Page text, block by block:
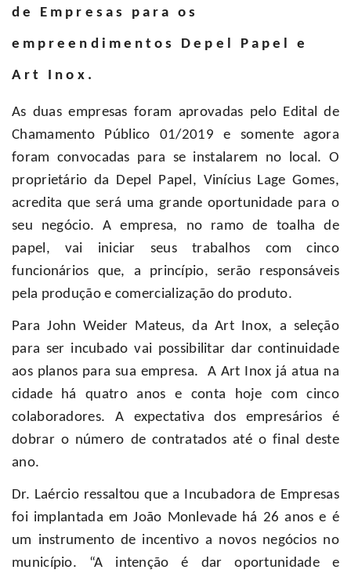
de Empresas para os
empreendimentos Depel Papel e
Art Inox.
As duas empresas foram aprovadas pelo Edital de
Chamamento Público 01/2019 e somente agora
foram convocadas para se instalarem no local. O
proprietário da Depel Papel, Vinícius Lage Gomes,
acredita que será uma grande oportunidade para o
seu negócio. A empresa, no ramo de toalha de
papel, vai iniciar seus trabalhos com cinco
funcionários que, a princípio, serão responsáveis
pela produção e comercialização do produto.
Para John Weider Mateus, da Art Inox, a seleção
para ser incubado vai possibilitar dar continuidade
aos planos para sua empresa. A Art Inox já atua na
cidade há quatro anos e conta hoje com cinco
colaboradores. A expectativa dos empresários é
dobrar o número de contratados até o final deste
ano.
Dr. Laércio ressaltou que a Incubadora de Empresas
foi implantada em João Monlevade há 26 anos e é
um instrumento de incentivo a novos negócios no
município. “A intenção é dar oportunidade e